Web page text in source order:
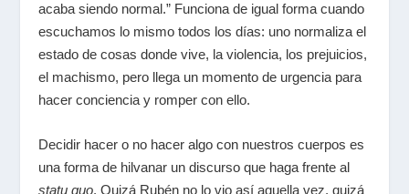
acaba siendo normal.” Funciona de igual forma cuando
escuchamos lo mismo todos los días: uno normaliza el
estado de cosas donde vive, la violencia, los prejuicios,
el machismo, pero llega un momento de urgencia para
hacer conciencia y romper con ello.
Decidir hacer o no hacer algo con nuestros cuerpos es
una forma de hilvanar un discurso que haga frente al
statu quo. Quizá Rubén no lo vio así aquella vez, quizá